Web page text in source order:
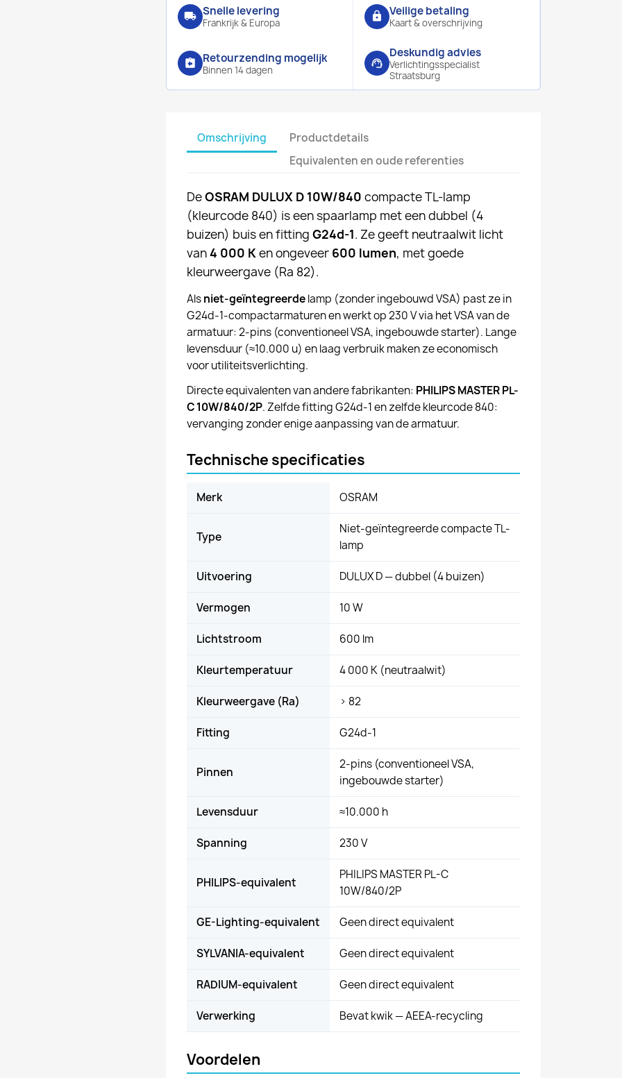
local_shipping Snelle levering
Frankrijk & Europa
lock Veilige betaling
Kaart & overschrijving
assignment_return Retourzending mogelijk
Binnen 14 dagen
support_agent
Deskundig advies
Verlichtingsspecialist
Straatsburg
Omschrijving
Productdetails
Equivalenten en oude referenties
DeOSRAM DULUX D 10W/840 compacte TL-lamp
(kleurcode 840) is een spaarlamp met een dubbel (4
buizen) buis en fitting G24d-1. Ze geeft neutraalwit licht
van4 000 Ken ongeveer 600 lumen, met goede
kleurweergave (Ra 82).
Alsniet-geïntegreerdelamp (zonder ingebouwd VSA) past ze in
G24d-1-compactarmaturen en werkt op 230 V via het VSA van de
armatuur: 2-pins (conventioneel VSA, ingebouwde starter). Lange
levensduur (≈10.000 u) en laag verbruik maken ze economisch
voor utiliteitsverlichting.
Directe equivalenten van andere fabrikanten: PHILIPS MASTER PL-
C 10W/840/2P. Zelfde fitting G24d-1 en zelfde kleurcode 840:
vervanging zonder enige aanpassing van de armatuur.
Technische specificaties
Merk OSRAM
Type
Niet-geïntegreerde compacte TL-
lamp
Uitvoering DULUX D — dubbel (4 buizen)
Vermogen 10 W
Lichtstroom 600 lm
Kleurtemperatuur 4 000 K (neutraalwit)
Kleurweergave (Ra) > 82
Fitting G24d-1
Pinnen
2-pins (conventioneel VSA,
ingebouwde starter)
Levensduur ≈10.000 h
Spanning 230 V
PHILIPS-equivalent
PHILIPS MASTER PL-C
10W/840/2P
GE-Lighting-equivalent Geen direct equivalent
SYLVANIA-equivalent Geen direct equivalent
RADIUM-equivalent Geen direct equivalent
Verwerking Bevat kwik — AEEA-recycling
Voordelen